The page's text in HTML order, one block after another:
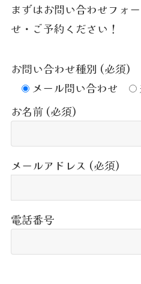
まずはお問い合わせフォ
せ・ご予約ください！
お問い合わせ種別 (必須)
メール問い合わせ
お名前 (必須)
メールアドレス (必須)
電話番号